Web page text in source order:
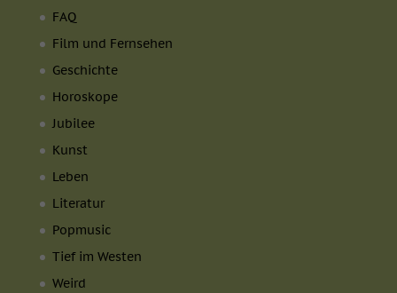
FAQ
Film und Fernsehen
Geschichte
Horoskope
Jubilee
Kunst
Leben
Literatur
Popmusic
Tief im Westen
Weird